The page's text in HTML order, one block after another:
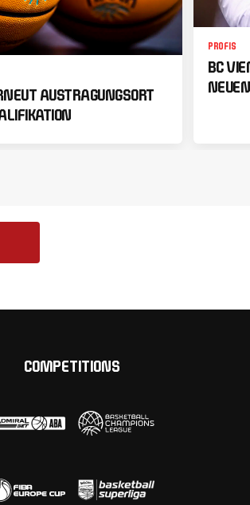
AUSTRAGUNGSORT
PROFIS
BC
COMPETITIONS